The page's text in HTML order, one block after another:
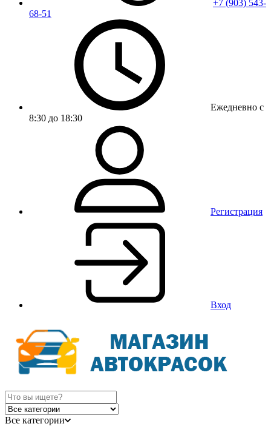
+7 (903) 543-
68-51
Ежедневно с
8:30 до 18:30
Регистрация
Вход
Все категории